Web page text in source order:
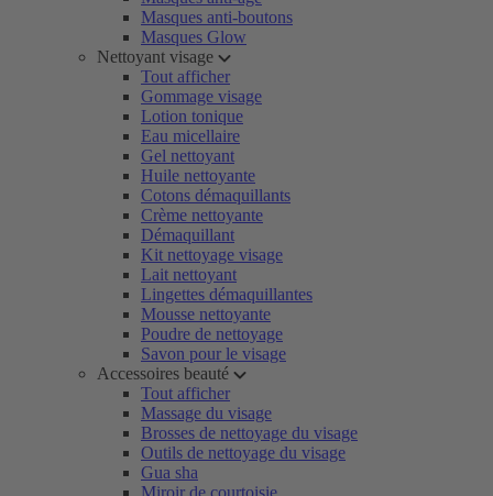
Masques anti-boutons
Masques Glow
Nettoyant visage
Tout afficher
Gommage visage
Lotion tonique
Eau micellaire
Gel nettoyant
Huile nettoyante
Cotons démaquillants
Crème nettoyante
Démaquillant
Kit nettoyage visage
Lait nettoyant
Lingettes démaquillantes
Mousse nettoyante
Poudre de nettoyage
Savon pour le visage
Accessoires beauté
Tout afficher
Massage du visage
Brosses de nettoyage du visage
Outils de nettoyage du visage
Gua sha
Miroir de courtoisie